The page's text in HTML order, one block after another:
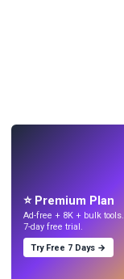
⭐ Premium Plan
Ad-free + 8K + bulk tools.
7-day free trial.
Try Free 7 Days →